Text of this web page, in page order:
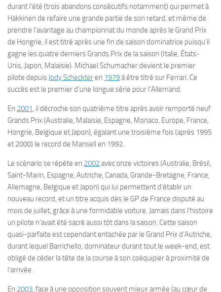
durant l’été (trois abandons consécutifs notamment) qui permet à
Häkkinen de refaire une grande partie de son retard, et même de
prendre l’avantage au championnat du monde après le Grand Prix
de Hongrie, il est titré après une fin de saison dominatrice puisqu’il
gagne les quatre derniers Grands Prix de la saison (Italie, États-
Unis, Japon, Malaisie). Michael Schumacher devient le premier
pilote depuis Jody Scheckteren 1979à être titré sur Ferrari. Ce
succès est le premier d’une longue série pour l’Allemand.
En 2001, il décroche son quatrième titre après avoir remporté neuf
Grands Prix (Australie, Malaisie, Espagne, Monaco, Europe, France,
Hongrie, Belgique et Japon), égalant une troisième fois (après 1995
et 2000) le record de Mansell en 1992.
Le scénario se répète en 2002avec onze victoires (Australie, Brésil,
Saint-Marin, Espagne, Autriche, Canada, Grande-Bretagne, France,
Allemagne, Belgique et Japon) qui lui permettent d’établir un
nouveau record, et un titre acquis dès le GP de France disputé au
mois de juillet, grâce à une formidable voiture. Jamais dans l’histoire
un pilote n’avait été sacré aussi tôt dans la saison. Cette saison
quasi-parfaite est cependant entachée par le Grand Prix d’Autriche,
durant lequel Barrichello, dominateur durant tout le week-end, est
obligé de céder la tête de la course à son coéquipier à proximité de
l’arrivée.
En 2003, face à une opposition souvent mieux armée (au cœur de